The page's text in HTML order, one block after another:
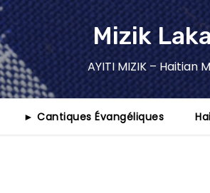
Mizik
AYITI MIZIK – Haitian
► Cantiques Évangéliques